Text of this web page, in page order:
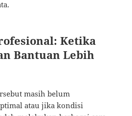
Ketika
Bantuan Lebih
masih belum
atau jika kondisi